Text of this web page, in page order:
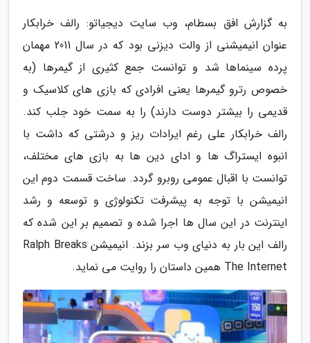
به گزارش افق بسطام، وب سایت دیجیاتو: رالف خرابکار
عنوان انیمیشنی از والت دیزنی بود که در سال 2011 مهمان
پرده سینماها شد و توانست جمع کثیری از گیمرها (به
خصوص رترو گیمرها یعنی افرادی که بازی های کلاسیک و
قدیمی را بیشتر دوست دارند) را به سمت خود جلب کند.
رالف خرابکار علی رغم ایرادات ریز و درشتی که داشت با
انبوه ایستراگ ها و ادای دین ها به بازی های مختلف،
توانست با اقبال عمومی روبرو گردد. ساخت قسمت دوم این
انیمیشن با توجه به پیشرفت تکنولوژی و توسعه و رشد
اینترنت در این سال ها اجرا شده و تصمیم بر این شده که
رالف این بار به دنیای وب سر بزند. انیمیشن Ralph Breaks
The Internet همین داستان را روایت می نماید.